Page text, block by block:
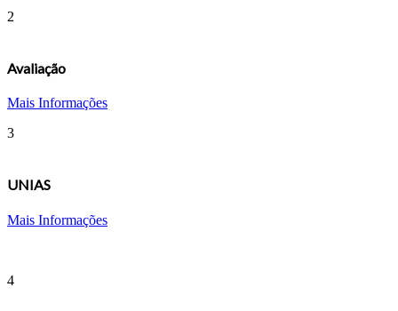
2
Avaliação
Mais Informações
3
UNIAS
Mais Informações
4